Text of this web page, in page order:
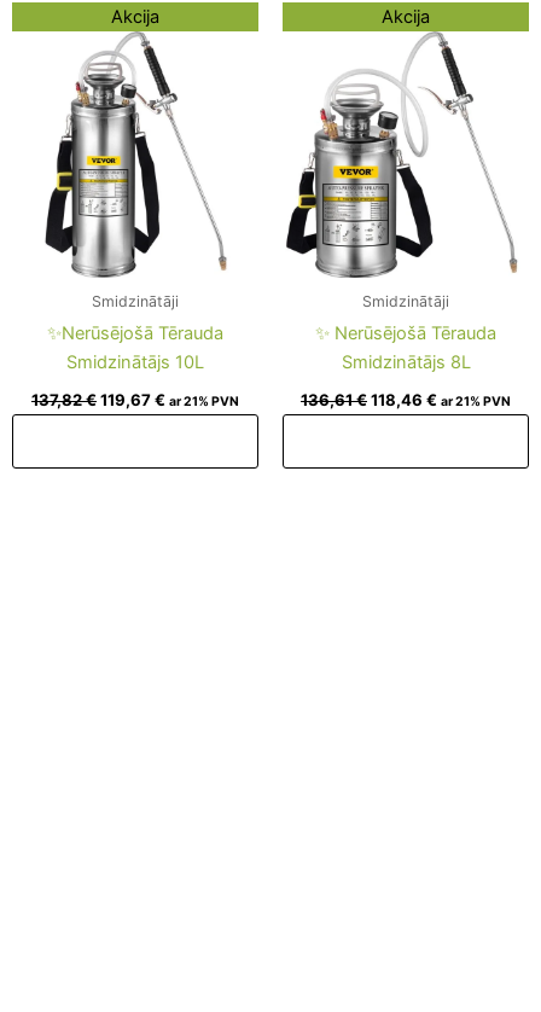
Akcija
Smidzinātāji
✨Nerūsējošā Tērauda
Smidzinātājs 10L
137,82€
Original
price
was:
137,82 €.
119,67€
price
119,67 €.
ar 21% PVN
Akcija
Smidzinātāji
✨ Nerūsējošā Tērauda
Smidzinātājs 8L
136,61€
Original
price
136,61 €.
118,46 €
price
is:
118,46 €.
ar 21% PVN